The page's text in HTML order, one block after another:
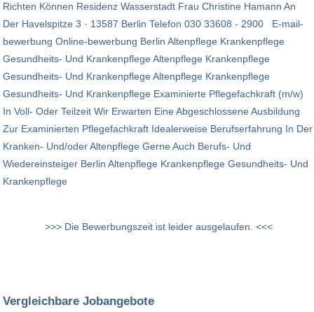
Richten Können Residenz Wasserstadt Frau Christine Hamann An
Der Havelspitze 3 · 13587 Berlin Telefon 030 33608 - 2900 E-mail-
bewerbung Online-bewerbung Berlin Altenpflege Krankenpflege
Gesundheits- Und Krankenpflege Altenpflege Krankenpflege
Gesundheits- Und Krankenpflege Altenpflege Krankenpflege
Gesundheits- Und Krankenpflege Examinierte Pflegefachkraft (m/w)
In Voll- Oder Teilzeit Wir Erwarten Eine Abgeschlossene Ausbildung
Zur Examinierten Pflegefachkraft Idealerweise Berufserfahrung In Der
Kranken- Und/oder Altenpflege Gerne Auch Berufs- Und
Wiedereinsteiger Berlin Altenpflege Krankenpflege Gesundheits- Und
Krankenpflege
>>> Die Bewerbungszeit ist leider ausgelaufen. <<<
Vergleichbare Jobangebote